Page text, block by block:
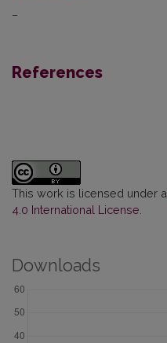
–
References
This work is licensed under a
4.0 International License
Downloads